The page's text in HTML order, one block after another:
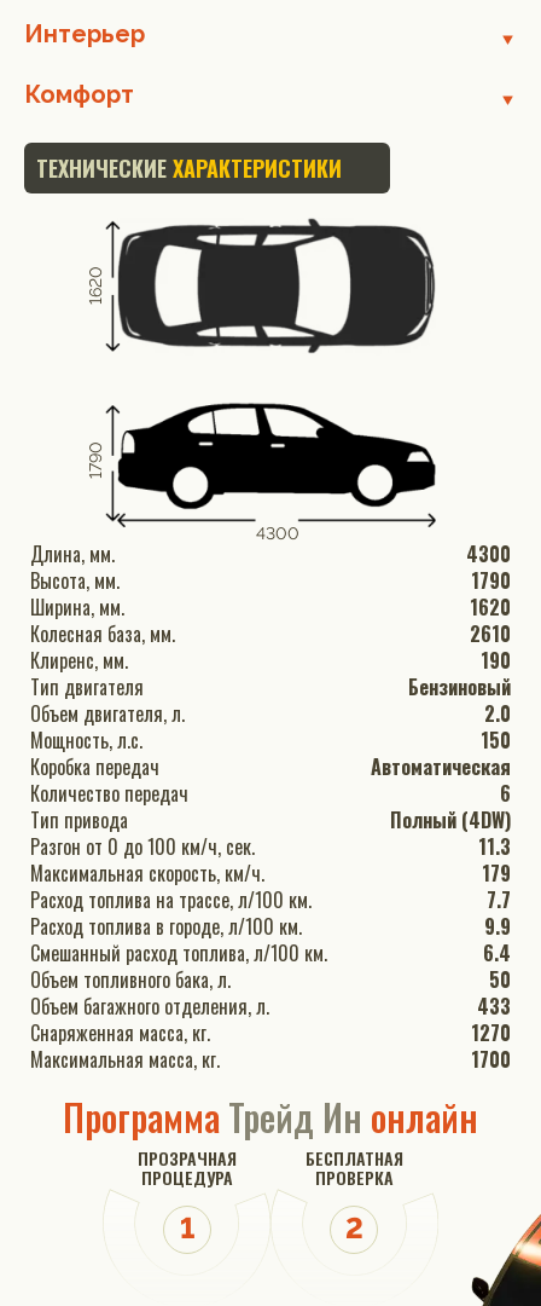
Интерьер
Комфорт
ТЕХНИЧЕСКИЕХАРАКТЕРИСТИКИ
4300
1790
1620
Длина, мм.
4300
Высота, мм.
1790
Ширина, мм.
1620
Колесная база, мм.
2610
Клиренс, мм.
190
Тип двигателя
Бензиновый
Объем двигателя, л.
2.0
Мощность, л.с.
150
Коробка передач
Автоматическая
Количество передач
6
Тип привода
Полный (4DW)
Разгон от 0 до 100 км/ч, сек.
11.3
Максимальная скорость, км/ч.
179
Расход топлива на трассе, л/100 км.
7.7
Расход топлива в городе, л/100 км.
9.9
Смешанный расход топлива, л/100 км.
6.4
Объем топливного бака, л.
50
Объем багажного отделения, л.
433
Снаряженная масса, кг.
1270
Максимальная масса, кг.
1700
ПрограммаТрейд Ин онлайн
ПРОЗРАЧНАЯ
ПРОЦЕДУРА
БЕСПЛАТНАЯ
ПРОВЕРКА